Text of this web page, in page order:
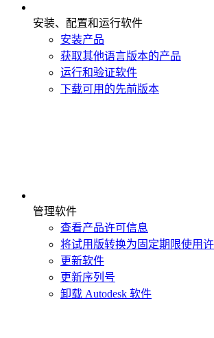
安装、配置和运行软件
安装产品
获取其他语言版本的产品
运行和验证软件
下载可用的先前版本
管理软件
查看产品许可信息
将试用版转换为固定期限使用
更新软件
更新序列号
卸载 Autodesk 软件